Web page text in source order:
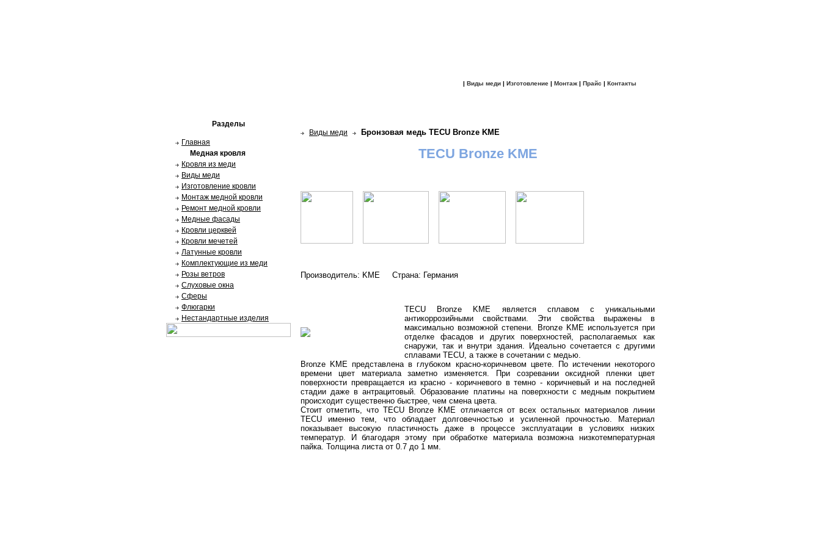
| Виды меди | Изготовление | Монтаж | Прайс | Контакты
Разделы
Главная
Медная кровля
Кровля из меди
Виды меди
Изготовление кровли
Монтаж медной кровли
Ремонт медной кровли
Медные фасады
Кровли церквей
Кровли мечетей
Латунные кровли
Комплектующие из меди
Розы ветров
Слуховые окна
Сферы
Флюгарки
Нестандартные изделия
Виды меди Бронзовая медь TECU Bronze KME
TECU Bronze KME
Производитель: KME Страна: Германия
TECU Bronze KME является сплавом с уникальными
антикоррозийными свойствами. Эти свойства выражены в
максимально возможной степени. Bronze KME используется при
отделке фасадов и других поверхностей, располагаемых как
снаружи, так и внутри здания. Идеально сочетается с другими
сплавами TECU, а также в сочетании с медью.
Bronze KME представлена в глубоком красно-коричневом цвете. По истечении некоторого
времени цвет материала заметно изменяется. При созревании оксидной пленки цвет
поверхности превращается из красно - коричневого в темно - коричневый и на последней
стадии даже в антрацитовый. Образование платины на поверхности с медным покрытием
происходит существенно быстрее, чем смена цвета.
Стоит отметить, что TECU Bronze KME отличается от всех остальных материалов линии
TECU именно тем, что обладает долговечностью и усиленной прочностью. Материал
показывает высокую пластичность даже в процессе эксплуатации в условиях низких
температур. И благодаря этому при обработке материала возможна низкотемпературная
пайка. Толщина листа от 0.7 до 1 мм.